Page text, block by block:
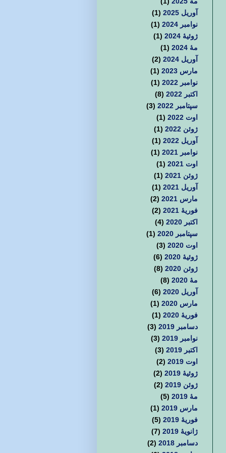
آوریل 2025
(1)
نوامبر 2024
(1)
ژوئیهٔ 2024
(1)
مهٔ 2024
(1)
آوریل 2024
(2)
مارس 2023
(1)
نوامبر 2022
(1)
اکتبر 2022
(8)
سپتامبر 2022
(3)
اوت 2022
(1)
ژوئن 2022
(1)
آوریل 2022
(1)
نوامبر 2021
(1)
اوت 2021
(1)
ژوئن 2021
(1)
آوریل 2021
(1)
مارس 2021
(2)
فوریهٔ 2021
(2)
اکتبر 2020
(4)
سپتامبر 2020
(1)
اوت 2020
(3)
ژوئیهٔ 2020
(6)
ژوئن 2020
(8)
مهٔ 2020
(8)
آوریل 2020
(6)
مارس 2020
(1)
فوریهٔ 2020
(1)
دسامبر 2019
(3)
نوامبر 2019
(3)
اکتبر 2019
(3)
اوت 2019
(2)
ژوئیهٔ 2019
(2)
ژوئن 2019
(2)
مهٔ 2019
(5)
مارس 2019
(1)
فوریهٔ 2019
(5)
ژانویهٔ 2019
(7)
دسامبر 2018
(2)